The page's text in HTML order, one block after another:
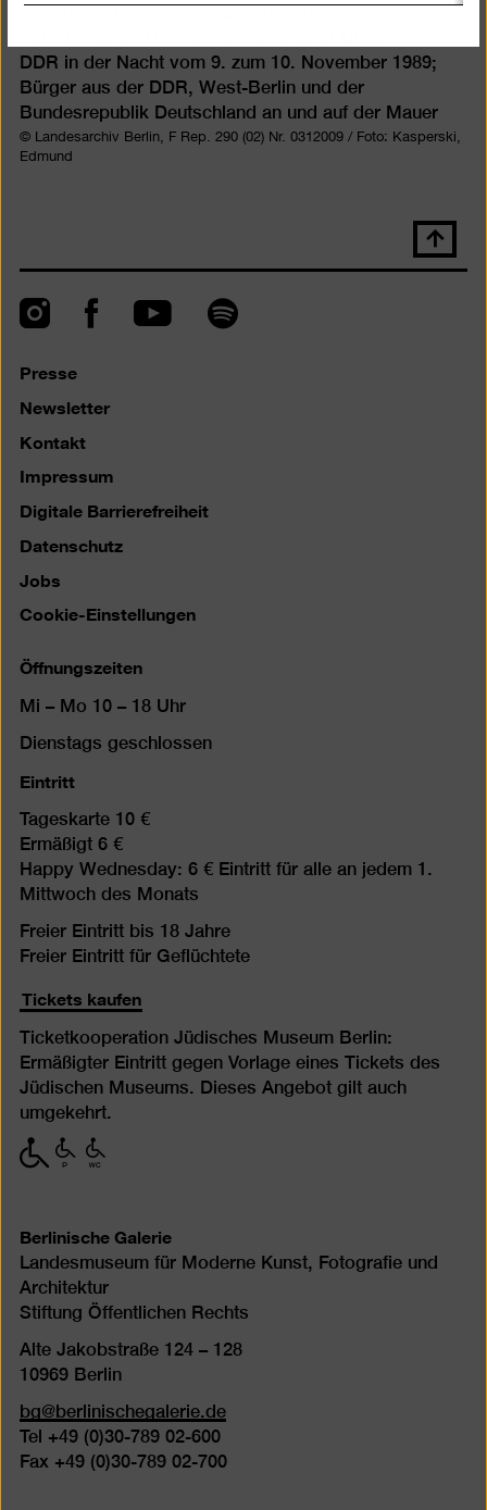
DDR in der Nacht vom 9. zum 10. November 1989;
Bürger aus der DDR, West-Berlin und der
Bundesrepublik Deutschland an und auf der Mauer
© Landesarchiv Berlin, F Rep. 290 (02) Nr. 0312009 / Foto: Kasperski,
Edmund
Nach
oben
InstagramFacebookYouTube Spotify
Presse
Newsletter
Kontakt
Impressum
Digitale Barrierefreiheit
Datenschutz
Jobs
Cookie-Einstellungen
Öffnungszeiten
Mi – Mo 10 – 18 Uhr
Dienstags geschlossen
Eintritt
Tageskarte 10 €
Ermäßigt 6 €
Happy Wednesday: 6 € Eintritt für alle an jedem 1.
Mittwoch des Monats
Freier Eintritt bis 18 Jahre
Freier Eintritt für Geflüchtete
Tickets kaufen
Ticketkooperation Jüdisches Museum Berlin:
Ermäßigter Eintritt gegen Vorlage eines Tickets des
Jüdischen Museums. Dieses Angebot gilt auch
umgekehrt.
mit
eingeschränkter
mit
eingeschränkter
mit
eingeschränkter
Berlinische Galerie
Landesmuseum für Moderne Kunst, Fotografie und
Architektur
Stiftung Öffentlichen Rechts
Alte Jakobstraße 124 – 128
10969 Berlin
bg@berlinischegalerie.de
Tel +49 (0)30-789 02-600
Fax +49 (0)30-789 02-700